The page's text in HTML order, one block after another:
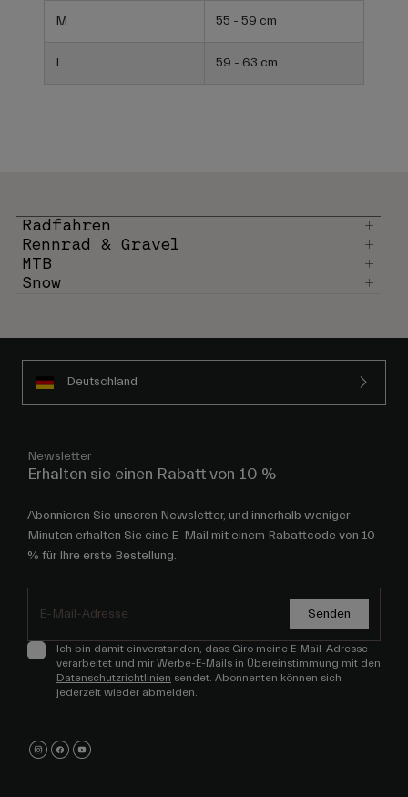
M 55 - 59 cm
L 59 - 63 cm
Radfahren
Rennrad & Gravel
MTB
Snow
Deutschland
Newsletter
Erhalten sie einen Rabatt von 10 %
Abonnieren Sie unseren Newsletter, und innerhalb weniger
Minuten erhalten Sie eine E-Mail mit einem Rabattcode von 10
% für Ihre erste Bestellung.
Senden
Ich bin damit einverstanden, dass Giro meine E-Mail-Adresse
verarbeitet und mir Werbe-E-Mails in Übereinstimmung mit den
Datenschutzrichtlinien sendet. Abonnenten können sich
jederzeit wieder abmelden.